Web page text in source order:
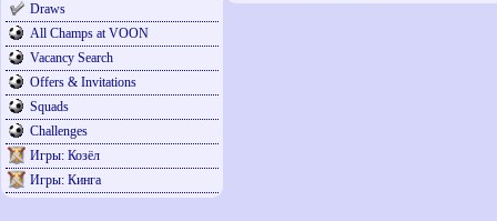
Draws
All Champs at VOON
Vacancy Search
Offers & Invitations
Squads
Challenges
Игры: Козёл
Игры: Кинга